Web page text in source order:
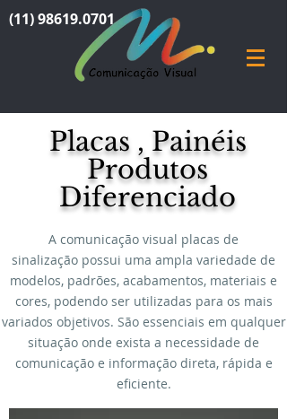
(11) 98619.0701
Placas , Painéis
Produtos
Diferenciado
A comunicação visual placas de
sinalização possui uma ampla variedade de
modelos, padrões, acabamentos, materiais e
cores, podendo ser utilizadas para os mais
variados objetivos. São essenciais em qualquer
situação onde exista a necessidade de
comunicação e informação direta, rápida e
eficiente.